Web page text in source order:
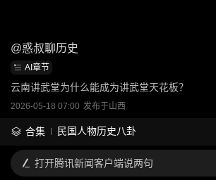
@惑叔聊历史
AI章节
云南讲武堂为什么能成为讲武堂天花板？
2026-05-18 07:00 发布于山西
合集 民国人物历史八卦
打开腾讯新闻客户端说两句